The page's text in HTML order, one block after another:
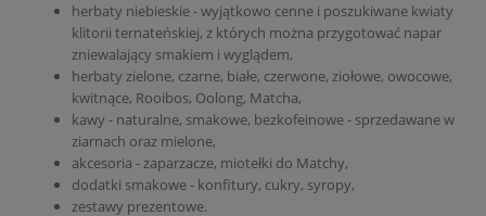
herbaty niebieskie - wyjątkowo cenne i poszukiwane kwiaty
klitorii ternateńskiej, z których można przygotować napar
zniewalający smakiem i wyglądem,
herbaty zielone, czarne, białe, czerwone, ziołowe, owocowe,
kwitnące, Rooibos, Oolong, Matcha,
kawy - naturalne, smakowe, bezkofeinowe - sprzedawane w
ziarnach oraz mielone,
akcesoria - zaparzacze, miotełki do Matchy,
dodatki smakowe - konfitury, cukry, syropy,
zestawy prezentowe.